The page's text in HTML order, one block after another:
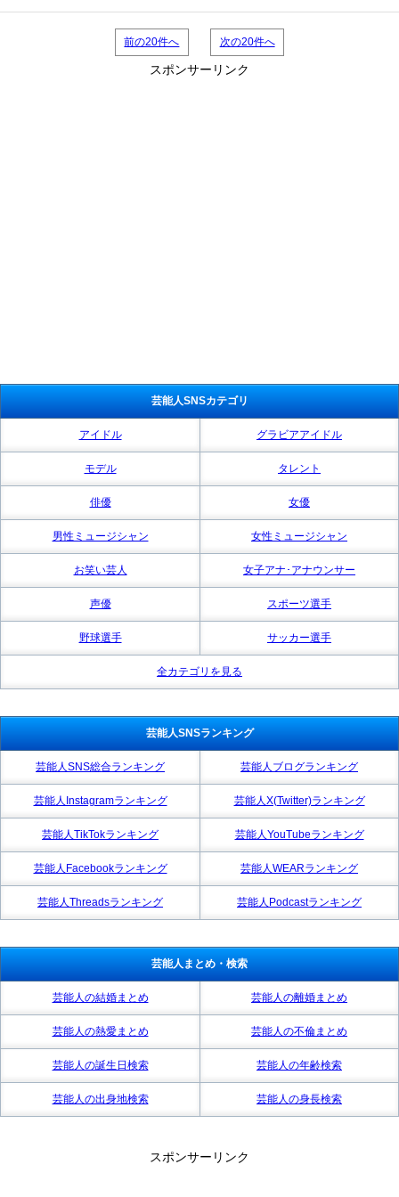
前の20件へ 次の20件へ
スポンサーリンク
芸能人SNSカテゴリ
アイドル グラビアアイドル
モデル タレント
俳優 女優
男性ミュージシャン 女性ミュージシャン
お笑い芸人 女子アナ･アナウンサー
声優 スポーツ選手
野球選手 サッカー選手
全カテゴリを見る
芸能人SNSランキング
芸能人SNS総合ランキング 芸能人ブログランキング
芸能人Instagramランキング 芸能人X(Twitter)ランキング
芸能人TikTokランキング 芸能人YouTubeランキング
芸能人Facebookランキング 芸能人WEARランキング
芸能人Threadsランキング 芸能人Podcastランキング
芸能人まとめ・検索
芸能人の結婚まとめ 芸能人の離婚まとめ
芸能人の熱愛まとめ 芸能人の不倫まとめ
芸能人の誕生日検索 芸能人の年齢検索
芸能人の出身地検索 芸能人の身長検索
スポンサーリンク